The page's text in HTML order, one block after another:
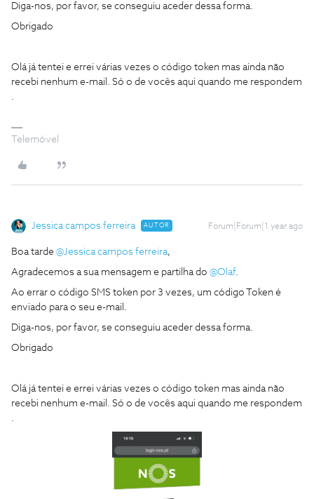
Diga-nos, por favor, se conseguiu aceder dessa forma.
Obrigado
Olá já tentei e errei várias vezes o código token mas ainda não
recebi nenhum e-mail. Só o de vocês aqui quando me respondem
.
Telemóvel
Jessica campos ferreira AUTOR Forum|Forum|1 year ago
Boa tarde ​ @Jessica campos ferreira,
Agradecemos a sua mensagem e partilha do ​ @Olaf.
Ao errar o código SMS token por 3 vezes, um código Token é
enviado para o seu e-mail.
Diga-nos, por favor, se conseguiu aceder dessa forma.
Obrigado
Olá já tentei e errei várias vezes o código token mas ainda não
recebi nenhum e-mail. Só o de vocês aqui quando me respondem
.